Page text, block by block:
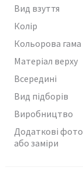
Вид взуття
Колір
Кольорова гама
Матеріал верху
Всередині
Вид підборів
Виробництво
Додаткові фото
або заміри